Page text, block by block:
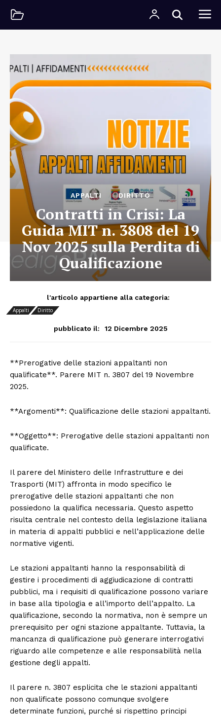
APPALTI DIRITTO
Contratti in Crisi: La
Guida MIT n. 3808 del 19
Nov 2025 sulla Perdita di
Qualificazione
l'articolo appartiene alla categoria:
Appalti Diritto
pubblicato il: 12 Dicembre 2025
**Prerogative delle stazioni appaltanti non
qualificate**. Parere MIT n. 3807 del 19 Novembre
2025.
**Argomenti**: Qualificazione delle stazioni appaltanti.
**Oggetto**: Prerogative delle stazioni appaltanti non
qualificate.
Il parere del Ministero delle Infrastrutture e dei
Trasporti (MIT) affronta in modo specifico le
prerogative delle stazioni appaltanti che non
possiedono la qualifica necessaria. Questo aspetto
risulta centrale nel contesto della legislazione italiana
in materia di appalti pubblici e nell’applicazione delle
normative vigenti.
Le stazioni appaltanti hanno la responsabilità di
gestire i procedimenti di aggiudicazione di contratti
pubblici, ma i requisiti di qualificazione possono variare
in base alla tipologia e all’importo dell’appalto. La
qualificazione, secondo la normativa, non è sempre un
prerequisito per ogni stazione appaltante. Tuttavia, la
mancanza di qualificazione può generare interrogativi
riguardo alle competenze e alle responsabilità nella
gestione degli appalti.
Il parere n. 3807 esplicita che le stazioni appaltanti
non qualificate possono comunque svolgere
determinate funzioni, purché si rispettino principi